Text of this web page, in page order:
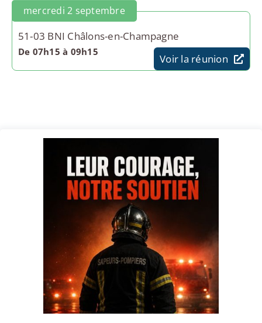
mercredi 2 septembre
51-03 BNI Châlons-en-Champagne
De 07h15 à 09h15
Voir la réunion